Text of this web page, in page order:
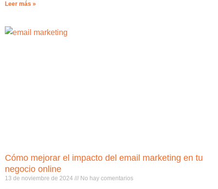
Leer más »
Cómo mejorar el impacto del email marketing en tu
negocio online
13 de noviembre de 2024 No hay comentarios